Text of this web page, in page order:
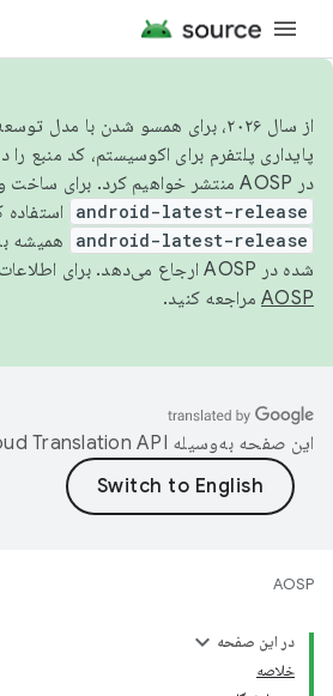
از سال ۲۰۲۶، برای همسو شدن با مدل
پایداری پلتفرم برای اکوسیستم، کد منبع
در AOSP منتشر خواهیم کرد. برای ساخت و مشارکت در AOSP،
android-latest-release
android-latest-release
همیشه
شده در AOSP ارجاع می‌دهد. برای اطلاعات بیشتر، به
AOSP مراجعه کنید.
این صفحه به‌وسیله
AOSP
در این صفحه
خلاصه